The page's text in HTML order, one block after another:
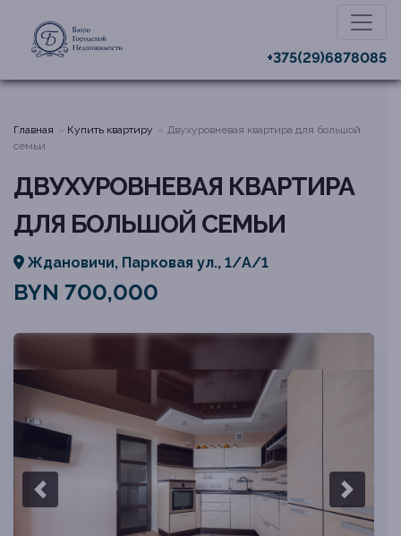
+375(29)6878085
Главная Купить квартиру
Двухуровневая квартира для большой
семьи
ДВУХУРОВНЕВАЯ КВАРТИРА
ДЛЯ БОЛЬШОЙ СЕМЬИ
Ждановичи, Парковая ул., 1/А/1
BYN 700,000
Previous slide Next